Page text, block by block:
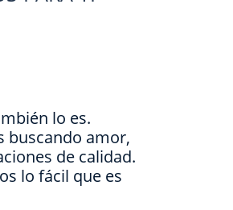
lo es.
buscando amor,
de calidad.
lo fácil que es